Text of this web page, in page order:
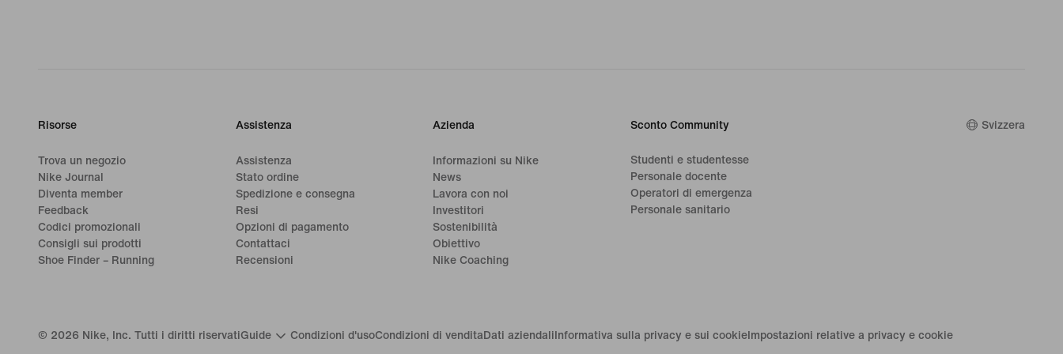
Risorse
Trova un negozio
Nike Journal
Diventa member
Feedback
Codici promozionali
Consigli sui prodotti
Shoe Finder – Running
Assistenza
Assistenza
Stato ordine
Spedizione e consegna
Resi
Opzioni di pagamento
Contattaci
Recensioni
Azienda
Informazioni su Nike
News
Lavora con noi
Investitori
Sostenibilità
Obiettivo
Nike Coaching
Sconto Community
Studenti e studentesse
Personale docente
Operatori di emergenza
Personale sanitario
Svizzera
© 2026 Nike, Inc. Tutti i diritti riservati Guide Condizioni d'usoCondizioni di vendita Dati aziendali Informativa sulla privacy e sui cookie Impostazioni relative a privacy e cookie